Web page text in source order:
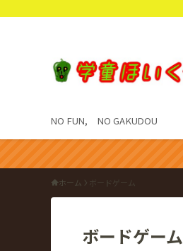
NO FUN, NO GAKUDOU
ホーム ボードゲーム
ボードゲーム